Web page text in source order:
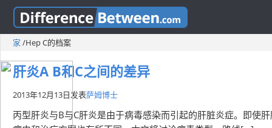
家 /Hep C的档案
肝炎A B和C之间的差异
2013年12月13日发表萨姆博士
丙型肝炎与B与C肝炎是由于病毒感染而引起的肝脏炎症。即使